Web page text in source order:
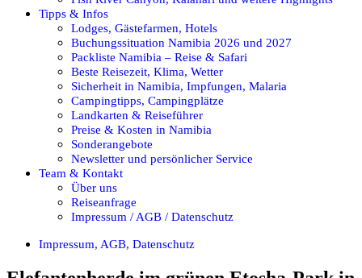
Tipps & Infos
Lodges, Gästefarmen, Hotels
Buchungssituation Namibia 2026 und 2027
Packliste Namibia – Reise & Safari
Beste Reisezeit, Klima, Wetter
Sicherheit in Namibia, Impfungen, Malaria
Campingtipps, Campingplätze
Landkarten & Reiseführer
Preise & Kosten in Namibia
Sonderangebote
Newsletter und persönlicher Service
Team & Kontakt
Über uns
Reiseanfrage
Impressum / AGB / Datenschutz
Impressum, AGB, Datenschutz